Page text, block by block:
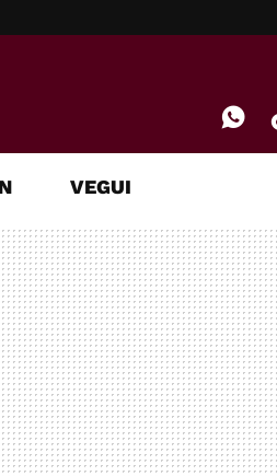
VEGUI